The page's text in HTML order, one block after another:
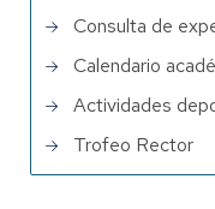
Consulta de
Calendario
Actividades
Trofeo Rector